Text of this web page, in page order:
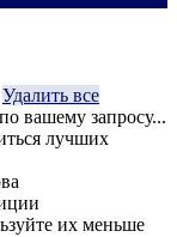
Удалить все
вашему запросу...
лучших
их меньше